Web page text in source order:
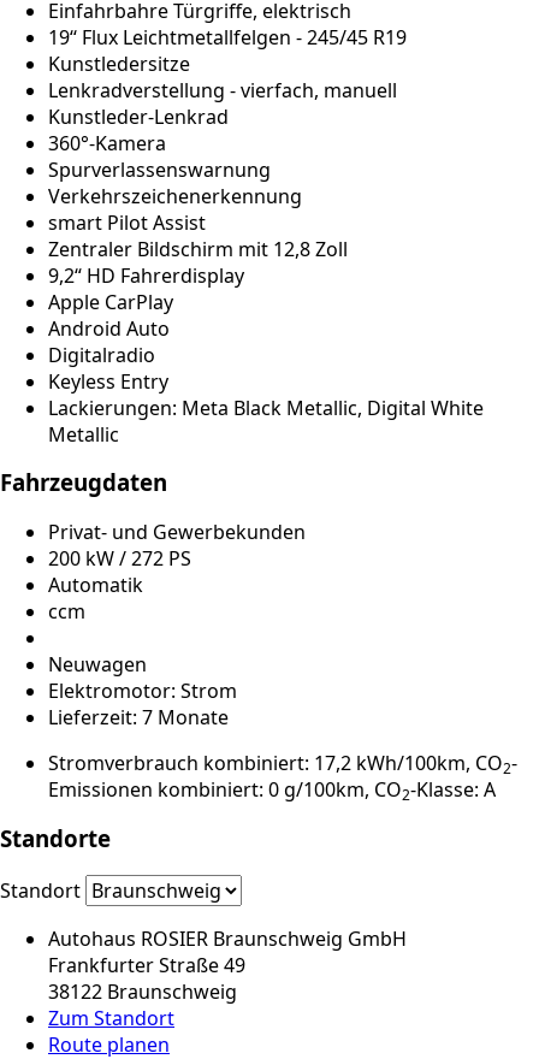
Einfahrbahre Türgriffe, elektrisch
19‘‘ Flux Leichtmetallfelgen - 245/45 R19
Kunstledersitze
Lenkradverstellung - vierfach, manuell
Kunstleder-Lenkrad
360°-Kamera
Spurverlassenswarnung
Verkehrszeichenerkennung
smart Pilot Assist
Zentraler Bildschirm mit 12,8 Zoll
9,2“ HD Fahrerdisplay
Apple CarPlay
Android Auto
Digitalradio
Keyless Entry
Lackierungen: Meta Black Metallic, Digital White
Metallic
Fahrzeugdaten
Privat- und Gewerbekunden
200 kW / 272 PS
Automatik
ccm
Neuwagen
Elektromotor: Strom
Lieferzeit: 7 Monate
Stromverbrauch kombiniert: 17,2 kWh/100km, CO2-
Emissionen kombiniert: 0 g/100km, CO2-Klasse: A
Standorte
Standort
Autohaus ROSIER Braunschweig GmbH
Frankfurter Straße 49
38122 Braunschweig
Zum Standort
Route planen